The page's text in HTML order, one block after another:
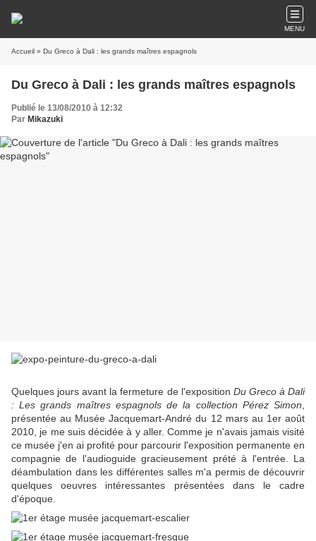
MENU
Accueil » Du Greco à Dali : les grands maîtres espagnols
Du Greco à Dali : les grands maîtres espagnols
Publié le 13/08/2010 à 12:32
Par Mikazuki
Quelques jours avant la fermeture de l'exposition Du Greco à Dali
: Les grands maîtres espagnols de la collection Pérez Simon
présentée au Musée Jacquemart-André du 12 mars au 1er août
2010, je me suis décidée à y aller. Comme je n'avais jamais visité
ce musée j'en ai profité pour parcourir l'exposition permanente en
compagnie de l'audioguide gracieusement prété à l'entrée. La
déambulation dans les différentes salles m'a permis de découvrir
quelques oeuvres intéressantes présentées dans le cadre
d'époque.